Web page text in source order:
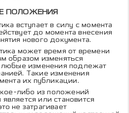
ПОЛОЖЕНИЯ
вступает в силу с момента
до момента внесения
нового документа.
может время от времени
образом изменяться
любые изменения подлежат
Такие изменения
их публикации.
либо из положений
или становится
не затрагивает